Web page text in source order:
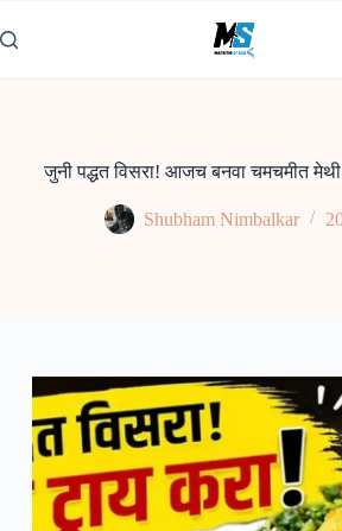
to
content
जुनी पद्धत विसरा! आजच बनवा चमचमीत मेथी
Shubham Nimbalkar